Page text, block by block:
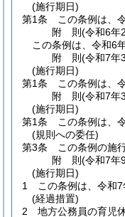
(施行期日)
第1条
この条例は、
附 則(令和6年
この条例は、令和6
附 則(令和7年
(施行期日)
第1条
この条例は、
附 則(令和7年
(施行期日)
第1条
この条例は、
(規則への委任)
第3条
この条例の施
附 則(令和7年
(施行期日)
1
この条例は、令和
(経過措置)
2
地方公務員の育児